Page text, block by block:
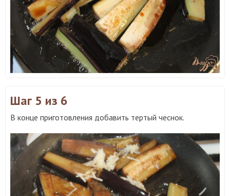
Шаг 5 из 6
В конце приготовления добавить тертый чеснок.